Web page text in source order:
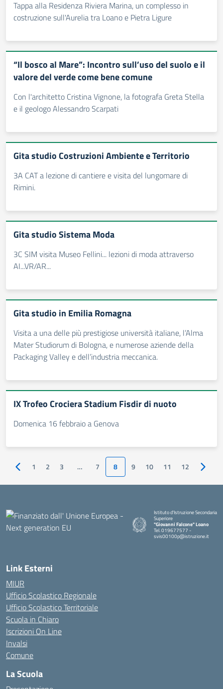
Tappa alla Residenza Riviera Marina, un complesso in
costruzione sull'Aurelia tra Loano e Pietra Ligure
“Il bosco al Mare”: Incontro sull’uso del suolo e il
valore del verde come bene comune
Con l'architetto Cristina Vignone, la fotografa Greta Stella
e il geologo Alessandro Scarpati
Gita studio Costruzioni Ambiente e Territorio
3A CAT a lezione di cantiere e visita del lungomare di
Rimini.
Gita studio Sistema Moda
3C SIM visita Museo Fellini... lezioni di moda attraverso
AI...VR/AR...
Gita studio in Emilia Romagna
Visita a una delle più prestigiose università italiane, l’Alma
Mater Studiorum di Bologna, e numerose aziende della
Packaging Valley e dell’industria meccanica.
IX Trofeo Crociera Stadium Fisdir di nuoto
Domenica 16 febbraio a Genova
Pagina precedente
1 2 3 … 7 8 9 10 11 12
Istituto d'Istruzione Secondaria
Superiore
"Giovanni Falcone" Loano
Tel. 019677577 -
svis00100p@istruzione.it
Link Esterni
MIUR
Ufficio Scolastico Regionale
Ufficio Scolastico Territoriale
Scuola in Chiaro
Iscrizioni On Line
Invalsi
Comune
La Scuola